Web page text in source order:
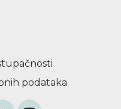
podataka